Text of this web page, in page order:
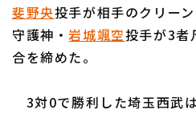
運営会社（別ウィンドウで開く）
特定商取引法の表示
斐野央投手が相手のクリー
守護神・岩城颯空投手が3者
合を締めた。
3対0で勝利した埼玉西武